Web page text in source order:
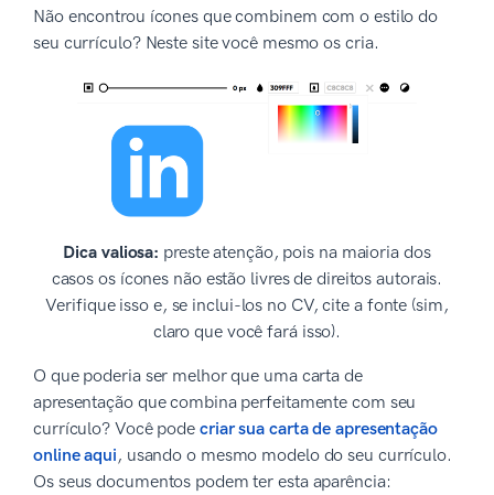
Não encontrou ícones que combinem com o estilo do
seu currículo? Neste site você mesmo os cria.
Dica valiosa: preste atenção, pois na maioria dos
casos os ícones não estão livres de direitos autorais.
Verifique isso e, se inclui-los no CV, cite a fonte (sim,
claro que você fará isso).
O que poderia ser melhor que uma carta de
apresentação que combina perfeitamente com seu
currículo? Você pode criar sua carta de apresentação
online aqui, usando o mesmo modelo do seu currículo.
Os seus documentos podem ter esta aparência: